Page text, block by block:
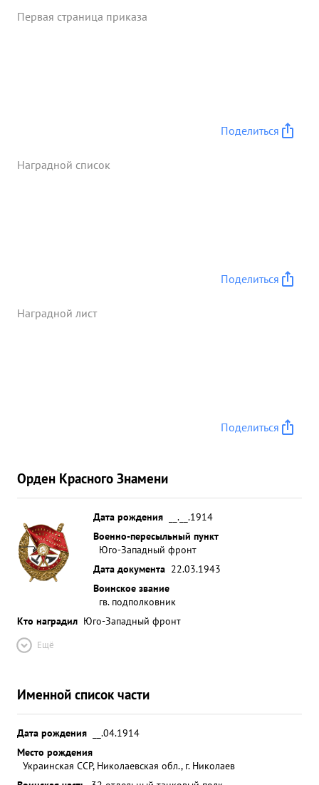
автомобия с военным грузом п. ехоты мативнов
Первая страница приказа
Поделиться
Наградной список
Поделиться
Наградной лист
Поделиться
Орден Красного Знамени
Дата рождения
__.__.1914
Военно-пересыльный пункт
Юго-Западный фронт
Дата документа 22.03.1943
Воинское звание
гв. подполковник
Кто наградил Юго-Западный фронт
Ещё
Именной список части
Дата рождения
__.04.1914
Место рождения
Украинская ССР, Николаевская обл., г. Николаев